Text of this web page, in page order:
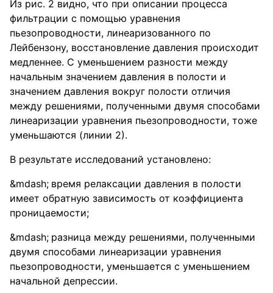
Из рис. 2 видно, что при описании процесса
фильтрации с помощью уравнения
пьезопроводности, линеаризованного по
Лейбензону, восстановление давления происходит
медленнее. С уменьшением разности между
начальным значением давления в полости и
значением давления вокруг полости отличия
между решениями, полученными двумя способами
линеаризации уравнения пьезопроводности, тоже
уменьшаются (линии 2).
В результате исследований установлено:
время релаксации давления в полости
имеет обратную зависимость от коэффициента
проницаемости;
разница между решениями, полученными
двумя способами линеаризации уравнения
пьезопроводности, уменьшается с уменьшением
начальной депрессии.